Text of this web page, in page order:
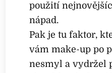
použití
nápad.
Pak je tu faktor,
vám make-up po
nesmyl a vydržel